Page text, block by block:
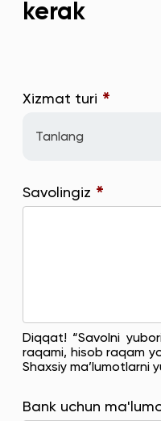
kerak
Xizmat turi *
Tanlang
Savolingiz *
Diqqat! “Savolni
raqami, hisob raqam
Shaxsiy ma’lumotlarni
Bank uchun